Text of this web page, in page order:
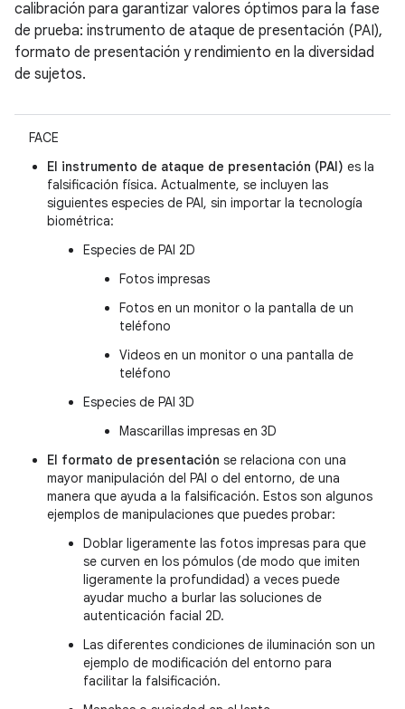
calibración para garantizar valores óptimos para la fase
de prueba: instrumento de ataque de presentación (PAI),
formato de presentación y rendimiento en la diversidad
de sujetos.
FACE
El instrumento de ataque de presentación (PAI) es la
falsificación física. Actualmente, se incluyen las
siguientes especies de PAI, sin importar la tecnología
biométrica:
Especies de PAI 2D
Fotos impresas
Fotos en un monitor o la pantalla de un
teléfono
Videos en un monitor o una pantalla de
teléfono
Especies de PAI 3D
Mascarillas impresas en 3D
El formato de presentación se relaciona con una
mayor manipulación del PAI o del entorno, de una
manera que ayuda a la falsificación. Estos son algunos
ejemplos de manipulaciones que puedes probar:
Doblar ligeramente las fotos impresas para que
se curven en los pómulos (de modo que imiten
ligeramente la profundidad) a veces puede
ayudar mucho a burlar las soluciones de
autenticación facial 2D.
Las diferentes condiciones de iluminación son un
ejemplo de modificación del entorno para
facilitar la falsificación.